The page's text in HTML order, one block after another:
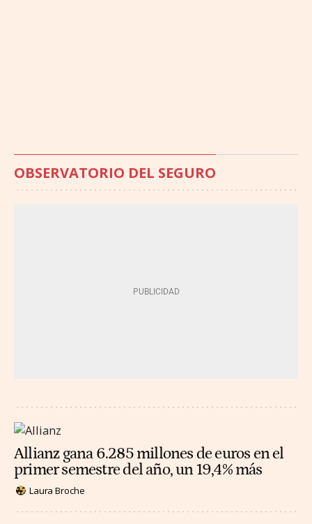
OBSERVATORIO DEL SEGURO
Allianz gana 6.285 millones de euros en el
primer semestre del año, un 19,4% más
Laura Broche